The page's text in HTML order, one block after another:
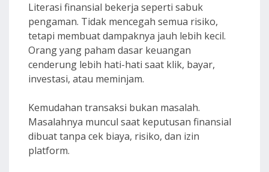
Literasi finansial bekerja seperti sabuk
pengaman. Tidak mencegah semua risiko,
tetapi membuat dampaknya jauh lebih kecil.
Orang yang paham dasar keuangan
cenderung lebih hati-hati saat klik, bayar,
investasi, atau meminjam.
Kemudahan transaksi bukan masalah.
Masalahnya muncul saat keputusan finansial
dibuat tanpa cek biaya, risiko, dan izin
platform.